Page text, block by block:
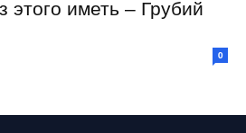
этого иметь – Грубий
0